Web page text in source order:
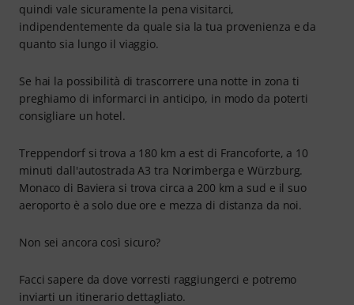
quindi vale sicuramente la pena visitarci,
indipendentemente da quale sia la tua provenienza e da
quanto sia lungo il viaggio.
Se hai la possibilità di trascorrere una notte in zona ti
preghiamo di informarci in anticipo, in modo da poterti
consigliare un hotel.
Treppendorf si trova a 180 km a est di Francoforte, a 10
minuti dall'autostrada A3 tra Norimberga e Würzburg.
Monaco di Baviera si trova circa a 200 km a sud e il suo
aeroporto è a solo due ore e mezza di distanza da noi.
Non sei ancora così sicuro?
Facci sapere da dove vorresti raggiungerci e potremo
inviarti un itinerario dettagliato.